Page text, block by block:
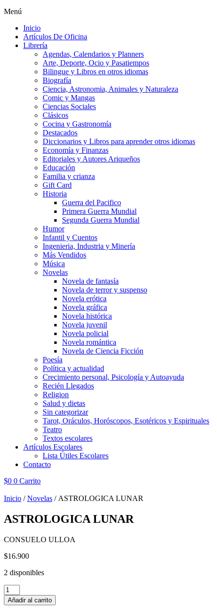
Menú
Inicio
Artículos De Oficina
Librería
Agendas, Calendarios y Planners
Arte, Deporte, Ocio y Pasatiempos
Bilingue y Libros en otros idiomas
Biografía
Ciencia, Astronomia, Animales y Naturaleza
Comic y Mangas
Ciencias Sociales
Clásicos
Cocina y Gastronomía
Destacados
Diccionarios y Libros para aprender otros idiomas
Economía y Finanzas
Editoriales y Autores Ariqueños
Educación
Familia y crianza
Gift Card
Historia
Guerra del Pacifico
Primera Guerra Mundial
Segunda Guerra Mundial
Humor
Infantil y Cuentos
Ingenieria, Industria y Minería
Más Vendidos
Música
Novelas
Novela de fantasía
Novela de terror y suspenso
Novela erótica
Novela gráfica
Novela histórica
Novela juvenil
Novela policial
Novela romántica
Novela de Ciencia Ficción
Poesía
Política y actualidad
Crecimiento personal, Psicología y Autoayuda
Recién Llegados
Religion
Salud y dietas
Sin categorizar
Tarot, Oráculos, Horóscopos, Esotéricos y Espirituales
Teatro
Textos escolares
Artículos Escolares
Lista Útiles Escolares
Contacto
$0 0 Carrito
Inicio /Novelas / ASTROLOGICA LUNAR
ASTROLOGICA LUNAR
CONSUELO ULLOA
$16.900
2 disponibles
ASTROLOGICA
LUNAR
cantidad
Añadir al carrito